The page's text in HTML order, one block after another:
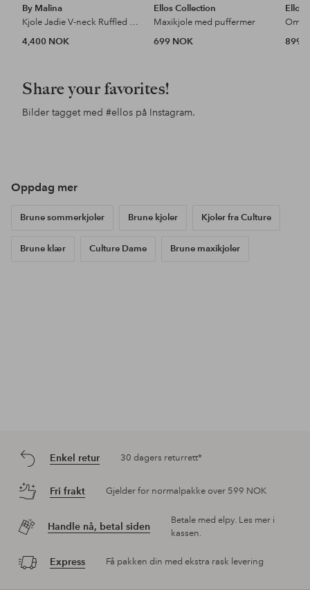
By Malina
Kjole Jadie V-neck Ruffled Mini
4,400 NOK
Ellos Collection
Maxikjole med puffermer
699 NOK
Ellos
899
Share your favorites!
Bilder tagget med #ellos på Instagram.
Oppdag mer
Brune sommerkjoler Brune kjoler Kjoler fra Culture
Brune klær Culture Dame Brune maxikjoler
Enkel retur 30 dagers returrett*
Fri frakt Gjelder for normalpakke over 599 NOK
Handle nå, betal siden
Betale med elpy. Les mer i
kassen.
Express Få pakken din med ekstra rask levering